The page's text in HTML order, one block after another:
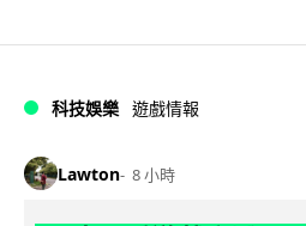
科技娛樂 遊戲情報
Lawton 8 小時